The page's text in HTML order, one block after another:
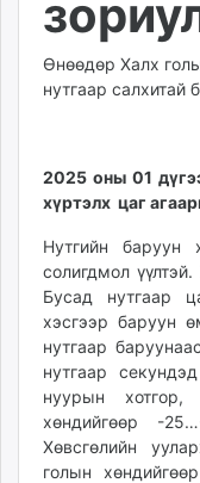
ikon.mn
Livetv.mn
shuud.mn
eagle.mn
zarig.mn
today.mn
zuv.mn
mminfo.mn
ugluu.mn
urlag.mn
unen.mn
asu.mn
Өнөөдөр Халх
нутгаар салхитай
2025 оны 01
хүртэлх цаг
Нутгийн баруун
солигдмол
Бусад нутгаар
хэсгээр баруун
нутгаар
нутгаар
нуурын
хөндийгөөр -
Хөвсгөлийн
голын